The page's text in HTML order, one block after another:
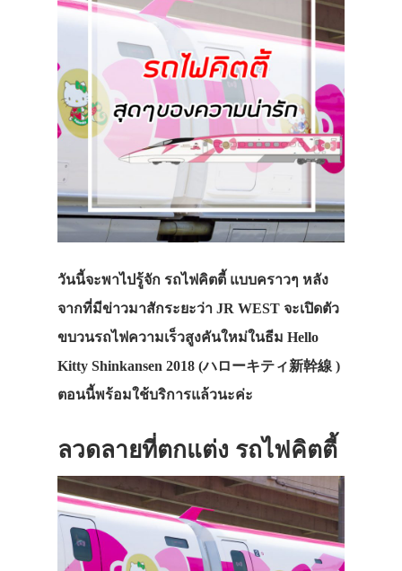
วันนี้จะพาไปรู้จัก รถไฟคิตตี้ แบบคราวๆ หลัง
จากที่มีข่าวมาสักระยะว่า JR WEST จะเปิดตัว
ขบวนรถไฟความเร็วสูงคันใหม่ในธีม Hello
Kitty Shinkansen 2018 (ハローキティ新幹線 )
ตอนนี้พร้อมใช้บริการแล้วนะค่ะ
ลวดลายที่ตกแต่ง รถไฟคิตตี้